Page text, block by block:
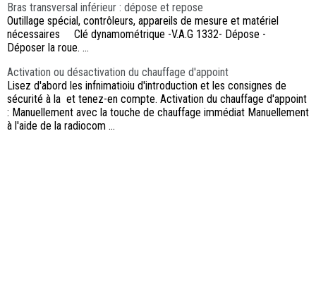
Bras transversal inférieur : dépose et repose
Outillage spécial, contrôleurs, appareils de mesure et matériel
nécessaires Clé dynamométrique -V.A.G 1332- Dépose -
Déposer la roue. ...
Activation ou désactivation du chauffage d'appoint
Lisez d'abord les infnimatioiu d'introduction et les consignes de
sécurité à la et tenez-en compte. Activation du chauffage d'appoint
: Manuellement avec la touche de chauffage immédiat Manuellement
à l'aide de la radiocom ...